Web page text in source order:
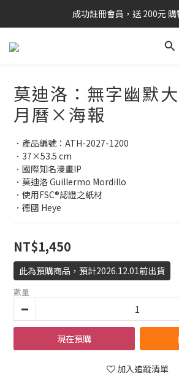
成功註冊會員，送 200元 購
莫迪洛：無字幽默
月曆×海報
．產品編號：ATH-2027-1200
．37×53.5 cm
．國際知名漫畫IP
．莫迪洛 Guillermo Mordillo
．使用FSC®認證之紙材
．德國 Heye
NT$1,450
此為預購商品，預計2026.12.01前出貨
數量
現在預購
加入追蹤清單